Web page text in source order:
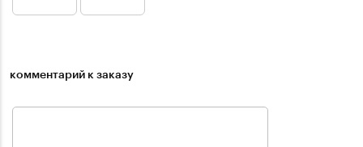
комментарий к заказу